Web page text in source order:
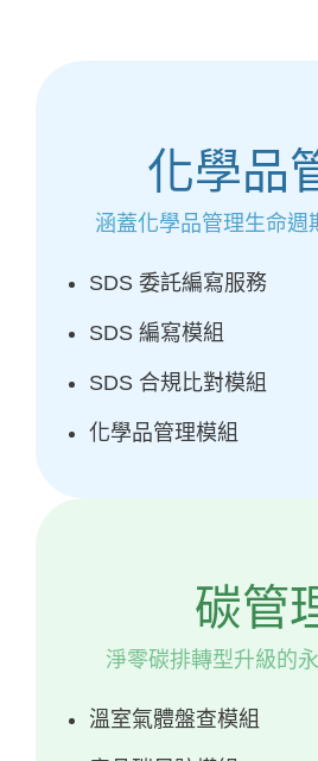
化學品
涵蓋化學品管理生命週
SDS 委託編寫服務
SDS 編寫模組
SDS 合規比對模組
化學品管理模組
碳管
淨零碳排轉型升級的
溫室氣體盤查模組